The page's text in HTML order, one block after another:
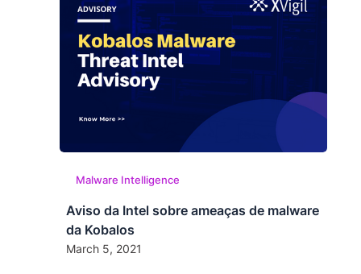
Malware Intelligence
Aviso da Intel sobre ameaças de malware
da Kobalos
March 5, 2021